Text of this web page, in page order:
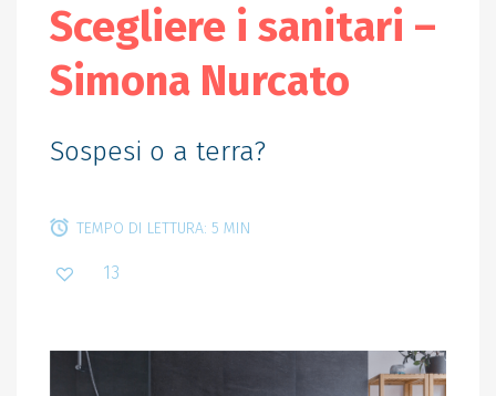
Scegliere i sanitari –
Simona Nurcato
Sospesi o a terra?
TEMPO DI LETTURA: 5 MIN
13